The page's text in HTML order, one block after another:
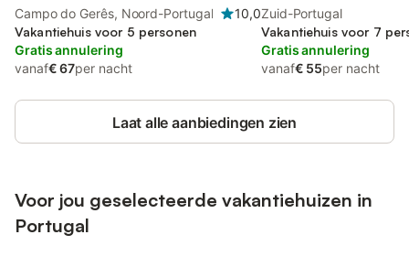
Campo do Gerês, Noord-Portugal
10,0
Vakantiehuis voor 5 personen
Gratis annulering
vanaf€ 67per nacht
Zuid-Portugal
Vakantiehuis voor 7
Gratis annulering
vanaf€ 55per nacht
Laat alle aanbiedingen zien
Voor jou geselecteerde vakantiehuizen in
Portugal